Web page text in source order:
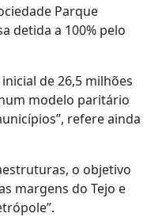
Parque
detida a 100% pelo
de 26,5 milhões
modelo paritário
refere ainda
o objetivo
margens do Tejo e